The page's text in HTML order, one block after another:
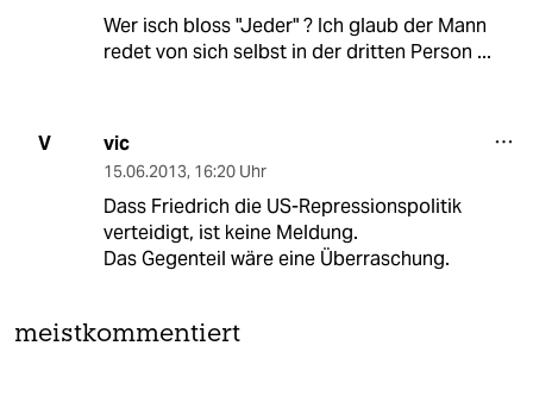
Wer isch bloss "Jeder" ? Ich glaub der Mann
redet von sich selbst in der dritten Person ...
V vic
15.06.2013, 16:20 Uhr
Dass Friedrich die US-Repressionspolitik
verteidigt, ist keine Meldung.
Das Gegenteil wäre eine Überraschung.
meistkommentiert